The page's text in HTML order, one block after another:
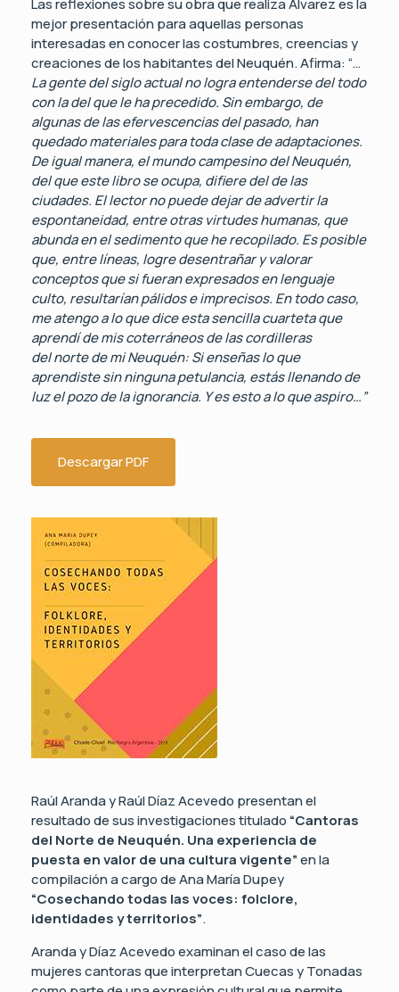
mejor presentación para aquellas personas
interesadas en conocer las costumbres, creencias y
creaciones de los habitantes del Neuquén. Afirma: “…
La gente del siglo actual no logra entenderse del todo
con la del que le ha precedido. Sin embargo, de
algunas de las efervescencias del pasado, han
quedado materiales para toda clase de adaptaciones.
De igual manera, el mundo campesino del Neuquén,
del que este libro se ocupa, difiere del de las
ciudades. El lector no puede dejar de advertir la
espontaneidad, entre otras virtudes humanas, que
abunda en el sedimento que he recopilado. Es posible
que, entre líneas, logre desentrañar y valorar
conceptos que si fueran expresados en lenguaje
culto, resultarían pálidos e imprecisos. En todo caso,
me atengo a lo que dice esta sencilla cuarteta que
aprendí de mis coterráneos de las cordilleras
del norte de mi Neuquén: Si enseñas lo que
aprendiste sin ninguna petulancia, estás llenando de
luz el pozo de la ignorancia. Y es esto a lo que aspiro…”
Descargar PDF
Raúl Aranda y Raúl Díaz Acevedo presentan el
resultado de sus investigaciones titulado “Cantoras
del Norte de Neuquén. Una experiencia de
puesta en valor de una cultura vigente”en la
compilación a cargo de Ana María Dupey
“Cosechando todas las voces: folclore,
identidades y territorios”.
Aranda y Díaz Acevedo examinan el caso de las
mujeres cantoras que interpretan Cuecas y Tonadas